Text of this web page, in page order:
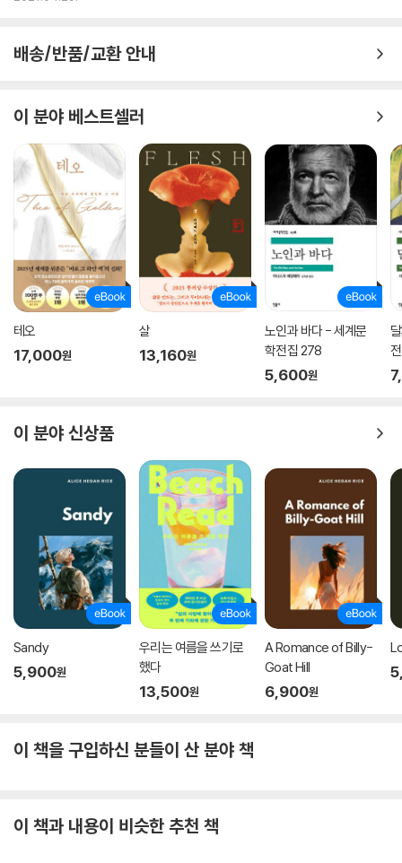
배송/반품/교환 안내
이 분야 베스트셀러
테오
17,000원
살
13,160원
노인과 바다 - 세계문
학전집 278
5,600원
이 분야 신상품
Sandy
5,900원
우리는 여름을 쓰기로
했다
13,500원
A Romance of Billy-
Goat Hill
6,900원
이 책을 구입하신 분들이 산 분야 책
이 책과 내용이 비슷한 추천 책